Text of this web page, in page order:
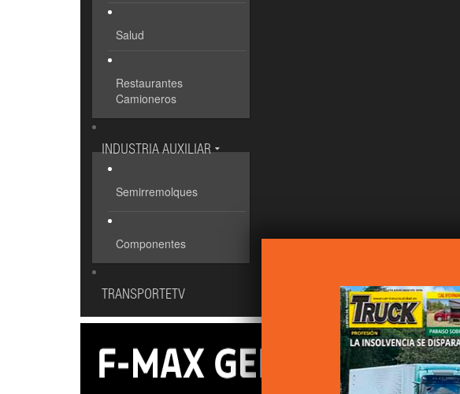
Salud
Restaurantes
Camioneros
INDUSTRIA AUXILIAR
Semirremolques
Componentes
TRANSPORTETV